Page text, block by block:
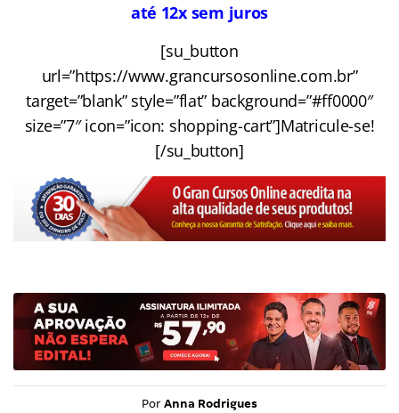
até 12x sem juros
[su_button
url=”https://www.grancursosonline.com.br”
target=”blank” style=”flat” background=”#ff0000″
size=”7″ icon=”icon: shopping-cart”]Matricule-se!
[/su_button]
Por Anna Rodrigues